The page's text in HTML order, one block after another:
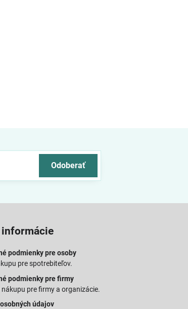
Odoberať
informácie
podmienky pre osoby
pre spotrebiteľov.
podmienky pre firmy
nákupu pre firmy a organizácie.
údajov